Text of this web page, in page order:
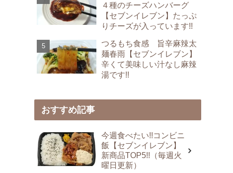
４種のチーズハンバーグ
【セブンイレブン】たっぷ
りチーズが入っています!!
つるもち食感 旨辛麻辣太
麺春雨【セブンイレブン】
辛くて美味しい汁なし麻辣
湯です!!
おすすめ記事
今週食べたい!!コンビニ
飯【セブンイレブン】
新商品TOP5!!（毎週火
曜日更新）